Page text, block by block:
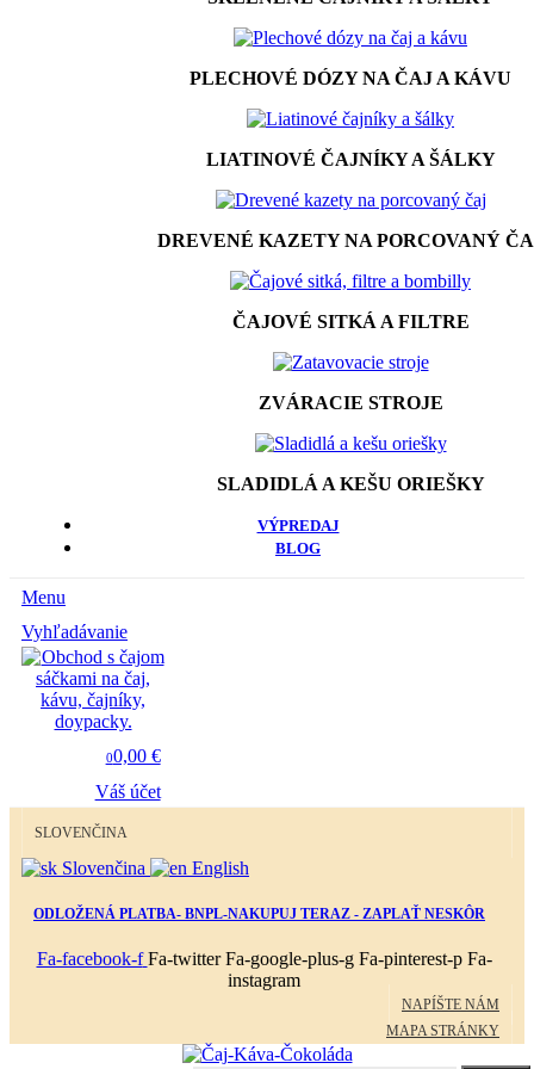
PLECHOVÉ DÓZY NA ČAJ A KÁVU
LIATINOVÉ ČAJNÍKY A ŠÁLKY
DREVENÉ KAZETY NA PORCOVANÝ
ČAJOVÉ SITKÁ A FILTRE
ZVÁRACIE STROJE
SLADIDLÁ A KEŠU ORIEŠKY
VÝPREDAJ
BLOG
Menu
Vyhľadávanie
00,00 €
Váš účet
SLOVENČINA
Slovenčina English
ODLOŽENÁ PLATBA- BNPL-NAKUPUJ TERAZ - ZAPLAŤ NESKÔR
Fa-facebook-f Fa-twitter Fa-google-plus-g Fa-pinterest-p Fa-
instagram
NAPÍŠTE NÁM
MAPA STRÁNKY